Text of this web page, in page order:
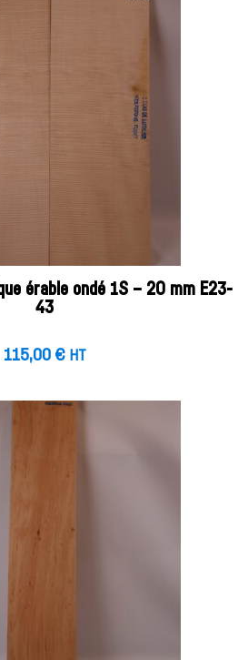
érable ondé 1S – 20 mm E23-
43
115,00 € HT